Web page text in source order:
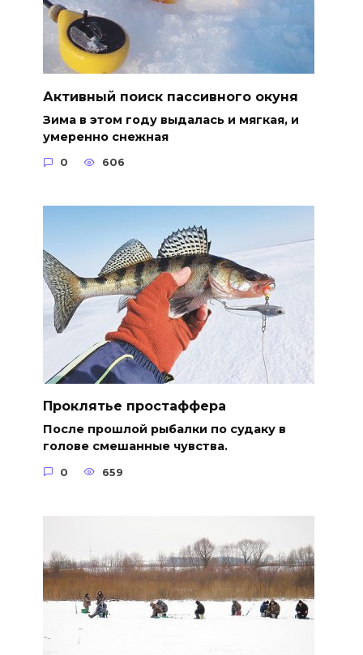
Активный поиск пассивного окуня
Зима в этом году выдалась и мягкая, и
умеренно снежная
0 606
Проклятье простаффера
После прошлой рыбалки по судаку в
голове смешанные чувства.
0 659